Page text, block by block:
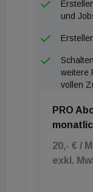
und
weitere
vollen
PRO
20,- € /
exkl.